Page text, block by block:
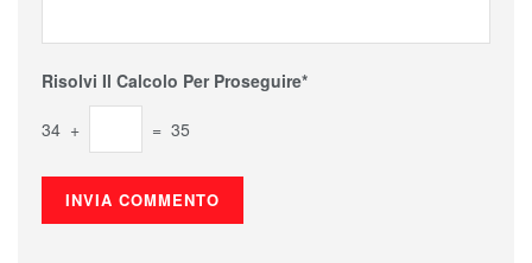
Risolvi Il Calcolo Per Proseguire*
34 + = 35